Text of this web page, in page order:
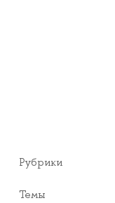
Рубрики
Темы